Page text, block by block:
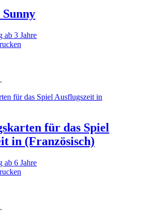
ab 3 Jahre
für das Spiel
in (Französisch)
ab 6 Jahre